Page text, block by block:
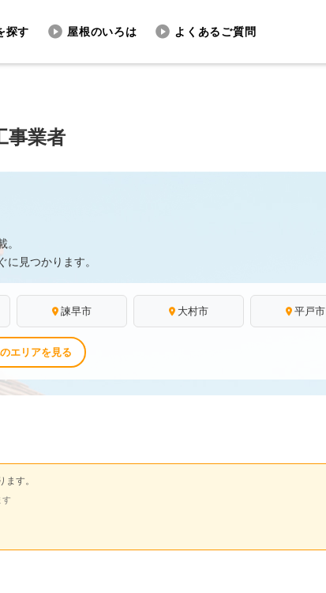
探す 屋根のいろは よくあるご質問
事業者
。
見つかります。
諫早市 大村市 平戸市
エリアを見る
す。
す